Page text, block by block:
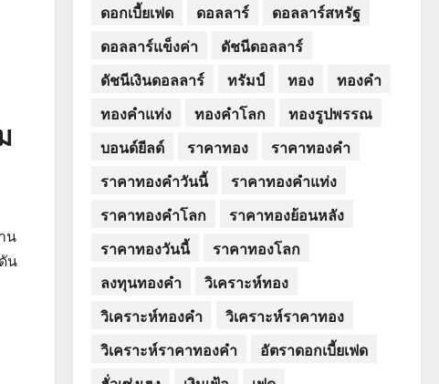
น
น
ดอกเบี้ยเฟด
ดอลลาร์
ดอลลาร์สหรัฐ
ดอลลาร์แข็งค่า
ดัชนีดอลลาร์
ดัชนีเงินดอลลาร์
ทรัมป์ ทอง
ทองคำ
ทองคำแท่ง
ทองคำโลก
ทองรูปพรรณ
บอนด์ยีลด์
ราคาทอง
ราคาทองคำ
ราคาทองคำวันนี้
ราคาทองคำแท่ง
ราคาทองคำโลก
ราคาทองย้อนหลัง
ราคาทองวันนี้
ราคาทองโลก
ลงทุนทองคำ
วิเคราะห์ทอง
วิเคราะห์ทองคำ
วิเคราะห์ราคาทอง
วิเคราะห์ราคาทองคำ
อัตราดอกเบี้ยเฟด